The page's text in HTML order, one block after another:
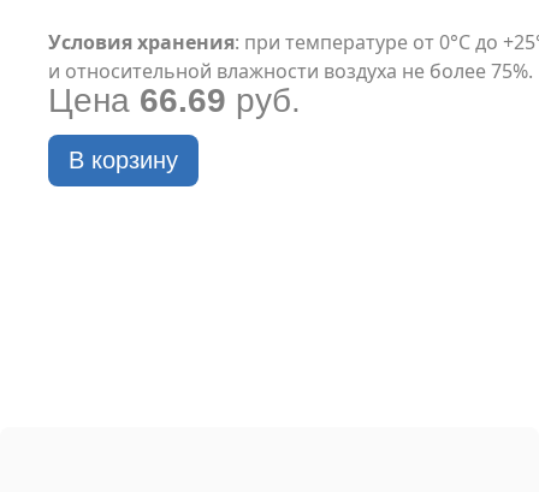
Условия хранения: при температуре от 0°С до
и относительной влажности воздуха не более 75%.
Цена 66.69 руб.
В корзину